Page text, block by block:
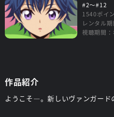
#2～#12
1540ポイ
レンタル
視聴期間
作品紹介
ようこそ―。新しいヴァンガード